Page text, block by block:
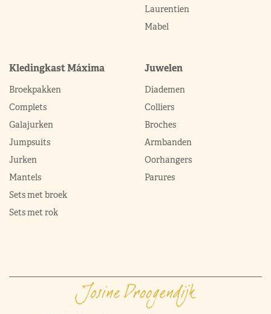
Laurentien
Mabel
Kledingkast Máxima
Broekpakken
Complets
Galajurken
Jumpsuits
Jurken
Mantels
Sets met broek
Sets met rok
Juwelen
Diademen
Colliers
Broches
Armbanden
Oorhangers
Parures